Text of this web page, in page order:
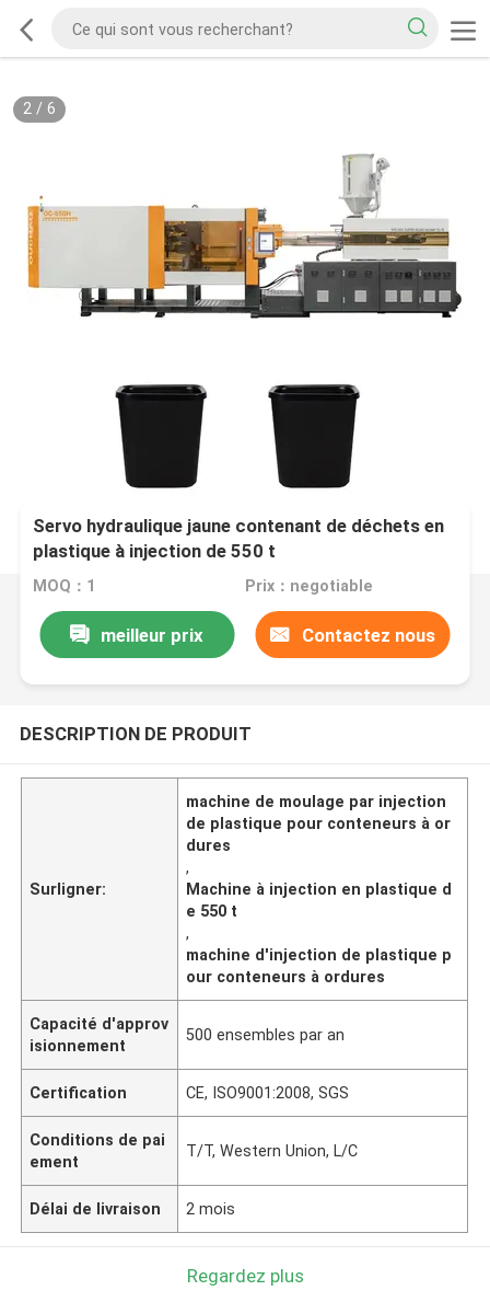
2/ 6
Servo hydraulique jaune contenant de déchets en
plastique à injection de 550 t
MOQ：1 Prix：negotiable
meilleur prix Contactez nous
DESCRIPTION DE PRODUIT
Surligner:
machine de moulage par injection
de plastique pour conteneurs à or
dures
,
Machine à injection en plastique d
e 550 t
,
machine d'injection de plastique p
our conteneurs à ordures
Capacité d'approv
isionnement
500 ensembles par an
Certification CE, ISO9001:2008, SGS
Conditions de pai
ement
T/T, Western Union, L/C
Délai de livraison 2 mois
Regardez plus